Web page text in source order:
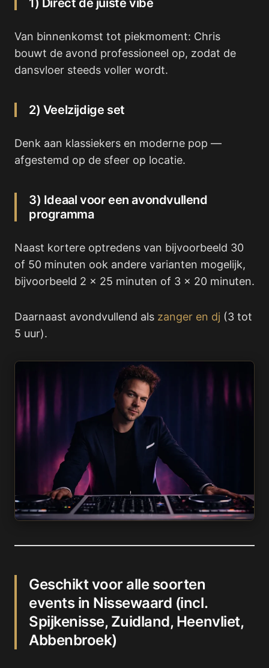
1) Direct de juiste vibe
Van binnenkomst tot piekmoment: Chris
bouwt de avond professioneel op, zodat de
dansvloer steeds voller wordt.
2) Veelzijdige set
Denk aan klassiekers en moderne pop —
afgestemd op de sfeer op locatie.
3) Ideaal voor een avondvullend
programma
Naast kortere optredens van bijvoorbeeld 30
of 50 minuten ook andere varianten mogelijk,
bijvoorbeeld 2 x 25 minuten of 3 x 20 minuten.
Daarnaast avondvullend als zanger en dj (3 tot
5 uur).
Geschikt voor alle soorten
events in Nissewaard (incl.
Spijkenisse, Zuidland, Heenvliet,
Abbenbroek)